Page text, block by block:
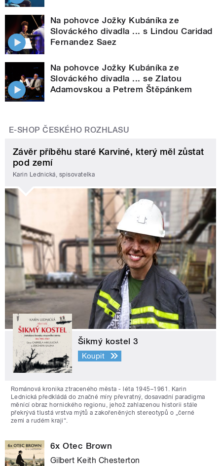
Na pohovce Jožky Kubáníka ze
Slováckého divadla ... s Lindou Caridad
Fernandez Saez
Na pohovce Jožky Kubáníka ze
Slováckého divadla ... se Zlatou
Adamovskou a Petrem Štěpánkem
E-SHOP ČESKÉHO ROZHLASU
Závěr příběhu staré Karviné, který měl zůstat
pod zemí
Karin Lednická, spisovatelka
Šikmý kostel 3
Koupit
Románová kronika ztraceného města - léta 1945–1961. Karin
Lednická předkládá do značné míry převratný, dosavadní paradigma
měnící obraz hornického regionu, jehož zahlazenou historii stále
překrývá tlustá vrstva mýtů a zakořeněných stereotypů o „černé
zemi a rudém kraji“.
6x Otec Brown
Gilbert Keith Chesterton